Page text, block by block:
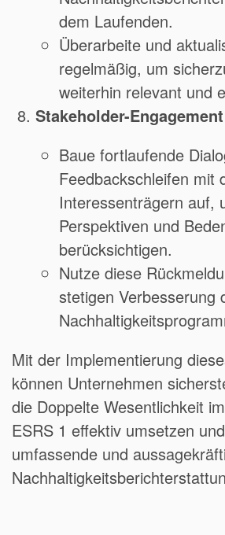
dem Laufenden.
Überarbeite und
regelmäßig, um
weiterhin relevant und
Stakeholder-Engagement
Baue fortlaufende
Feedbackschleifen mit
Interessenträgern auf,
Perspektiven und
berücksichtigen.
Nutze diese
stetigen Verbesserung
Mit der Implementierung
können Unternehmen
die Doppelte Wesentlichkeit
ESRS 1 effektiv umsetzen
umfassende und